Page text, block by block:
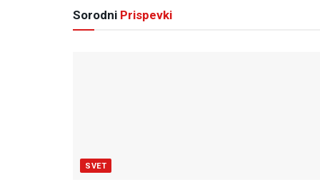
Sorodni Prispevki
SVET